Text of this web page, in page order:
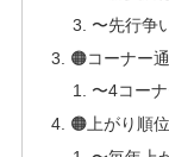
〜先行争
🟠コーナー
〜4コー
🟠上がり順位